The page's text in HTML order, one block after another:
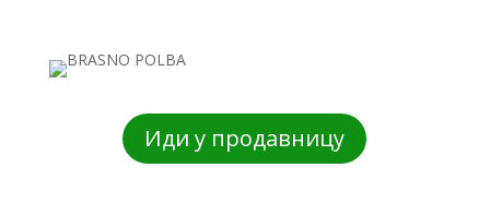
Иди у продавницу